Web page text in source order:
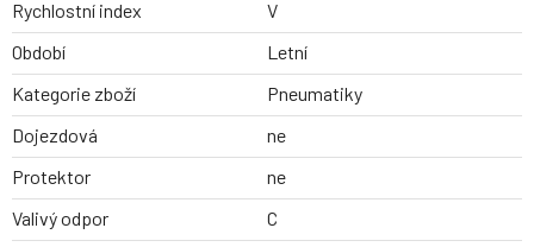
Rychlostní index
V
Období
Letní
Kategorie zboží
Pneumatiky
Dojezdová
ne
Protektor
ne
Valivý odpor
C